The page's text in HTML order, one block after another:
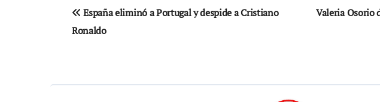
de
España eliminó a Portugal y despide a Cristiano
Ronaldo
Valeria Osorio